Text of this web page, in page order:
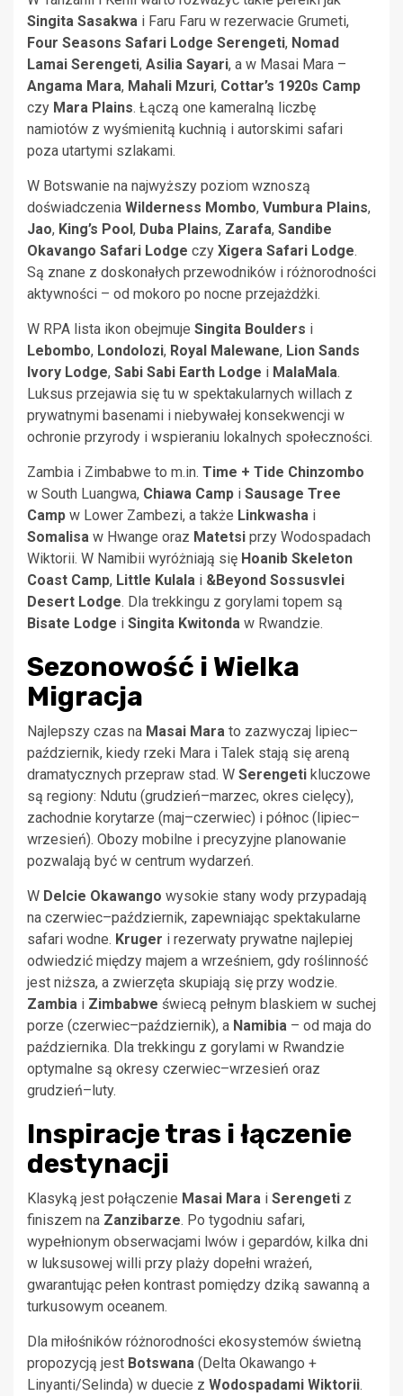
Singita Sasakwa i Faru Faru w rezerwacie Grumeti,
Four Seasons Safari Lodge Serengeti, Nomad
Lamai Serengeti, Asilia Sayari, a w Masai Mara –
Angama Mara, Mahali Mzuri, Cottar’s 1920s Camp
czy Mara Plains. Łączą one kameralną liczbę
namiotów z wyśmienitą kuchnią i autorskimi safari
poza utartymi szlakami.
W Botswanie na najwyższy poziom wznoszą
doświadczenia Wilderness Mombo, Vumbura Plains,
Jao, King’s Pool, Duba Plains, Zarafa, Sandibe
Okavango Safari Lodge czy Xigera Safari Lodge.
Są znane z doskonałych przewodników i różnorodności
aktywności – od mokoro po nocne przejażdżki.
W RPA lista ikon obejmuje Singita Boulders i
Lebombo, Londolozi, Royal Malewane, Lion Sands
Ivory Lodge, Sabi Sabi Earth Lodge i MalaMala.
Luksus przejawia się tu w spektakularnych willach z
prywatnymi basenami i niebywałej konsekwencji w
ochronie przyrody i wspieraniu lokalnych społeczności.
Zambia i Zimbabwe to m.in. Time + Tide Chinzombo
w South Luangwa, Chiawa Camp i Sausage Tree
Camp w Lower Zambezi, a także Linkwasha i
Somalisa w Hwange oraz Matetsi przy Wodospadach
Wiktorii. W Namibii wyróżniają się Hoanib Skeleton
Coast Camp, Little Kulala i &Beyond Sossusvlei
Desert Lodge. Dla trekkingu z gorylami topem są
Bisate Lodge i Singita Kwitonda w Rwandzie.
Sezonowość i Wielka
Migracja
Najlepszy czas na Masai Mara to zazwyczaj lipiec–
październik, kiedy rzeki Mara i Talek stają się areną
dramatycznych przepraw stad. W Serengeti kluczowe
są regiony: Ndutu (grudzień–marzec, okres cielęcy),
zachodnie korytarze (maj–czerwiec) i północ (lipiec–
wrzesień). Obozy mobilne i precyzyjne planowanie
pozwalają być w centrum wydarzeń.
W Delcie Okawango wysokie stany wody przypadają
na czerwiec–październik, zapewniając spektakularne
safari wodne. Kruger i rezerwaty prywatne najlepiej
odwiedzić między majem a wrześniem, gdy roślinność
jest niższa, a zwierzęta skupiają się przy wodzie.
Zambia i Zimbabwe świecą pełnym blaskiem w suchej
porze (czerwiec–październik), a Namibia – od maja do
października. Dla trekkingu z gorylami w Rwandzie
optymalne są okresy czerwiec–wrzesień oraz
grudzień–luty.
Inspiracje tras i łączenie
destynacji
Klasyką jest połączenie Masai Mara i Serengeti z
finiszem na Zanzibarze. Po tygodniu safari,
wypełnionym obserwacjami lwów i gepardów, kilka dni
w luksusowej willi przy plaży dopełni wrażeń,
gwarantując pełen kontrast pomiędzy dziką sawanną a
turkusowym oceanem.
Dla miłośników różnorodności ekosystemów świetną
propozycją jest Botswana (Delta Okawango +
Linyanti/Selinda) w duecie z Wodospadami Wiktorii.